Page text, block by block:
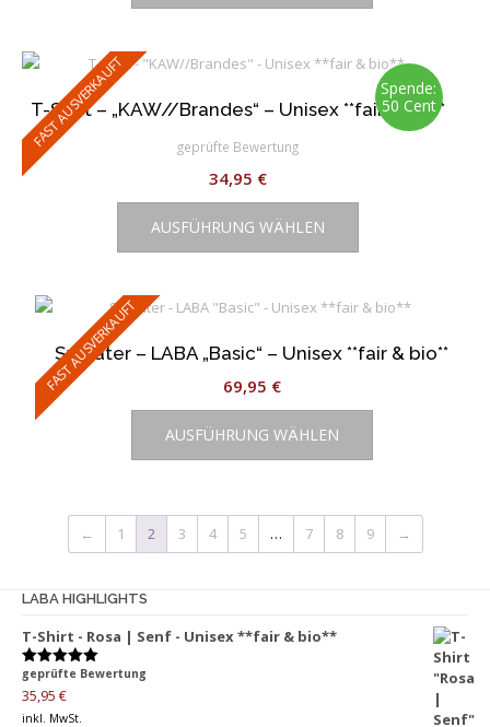
weist
Varianten
auf.
Die
Optionen
Spende:
50 Cent
FAST AUSVERKAUFT
T-Shirt – „KAW//Brandes“ – Unisex **fair & bio**
geprüfte Bewertung
34,95 €
AUSFÜHRUNG WÄHLEN
Dieses
weist
Varianten
Die
können
der
werden
FAST AUSVERKAUFT
Sweater – LABA „Basic“ – Unisex **fair & bio**
69,95 €
AUSFÜHRUNG WÄHLEN
Dieses
weist
Varianten
auf.
Produktseite
← 1 2 3 4 5 … 7 8 9 →
LABA HIGHLIGHTS
T-Shirt - Rosa | Senf - Unisex **fair & bio**
Bewertet
mit5.00
von 5
geprüfte Bewertung
35,95 €
inkl. MwSt.